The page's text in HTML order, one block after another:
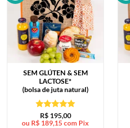
SEM GLÚTEN & SEM
LACTOSE*
(bolsa de juta natural)
Avaliação5
de 5
R$195,00
ou R$ 189,15com Pix